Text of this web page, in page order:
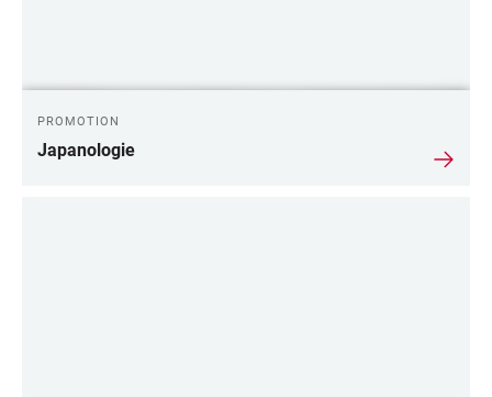
PROMOTION
Japanologie